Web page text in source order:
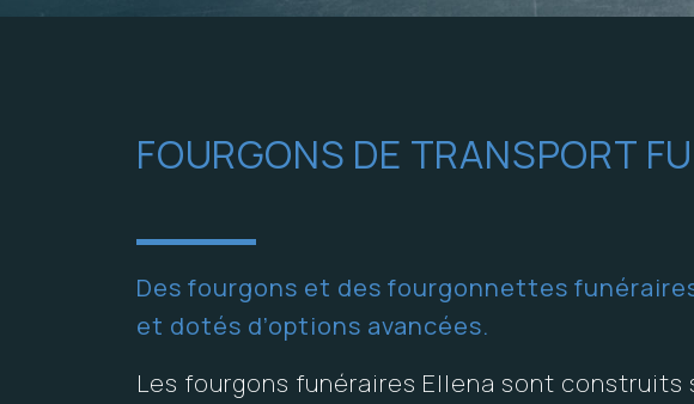
FOURGONS DE TRANSPORT
Des fourgons et des fourgonnettes
et dotés d’options avancées.
Les fourgons funéraires Ellena sont construits